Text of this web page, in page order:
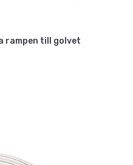
rampen till golvet